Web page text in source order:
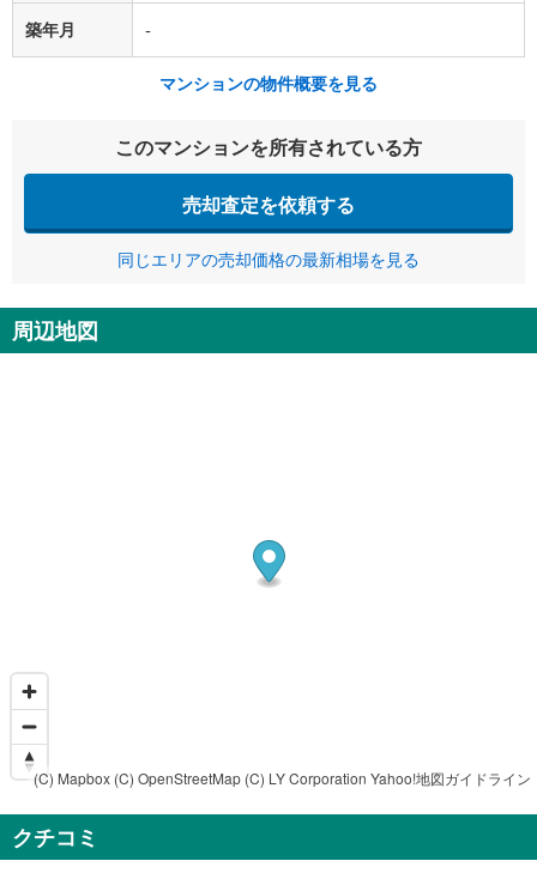
築年月 -
マンションの物件概要を見る
このマンションを所有されている方
売却査定を依頼する
同じエリアの売却価格の最新相場を見る
周辺地図
(C) Mapbox (C) OpenStreetMap (C) LY Corporation Yahoo!地図ガイドライン
クチコミ